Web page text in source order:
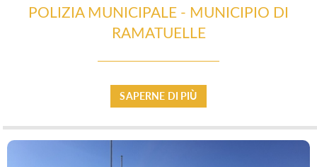
ESPACE PRO
POLIZIA MUNICIPALE - MUNICIPIO DI
RAMATUELLE
SAPERNE DI PIÙ